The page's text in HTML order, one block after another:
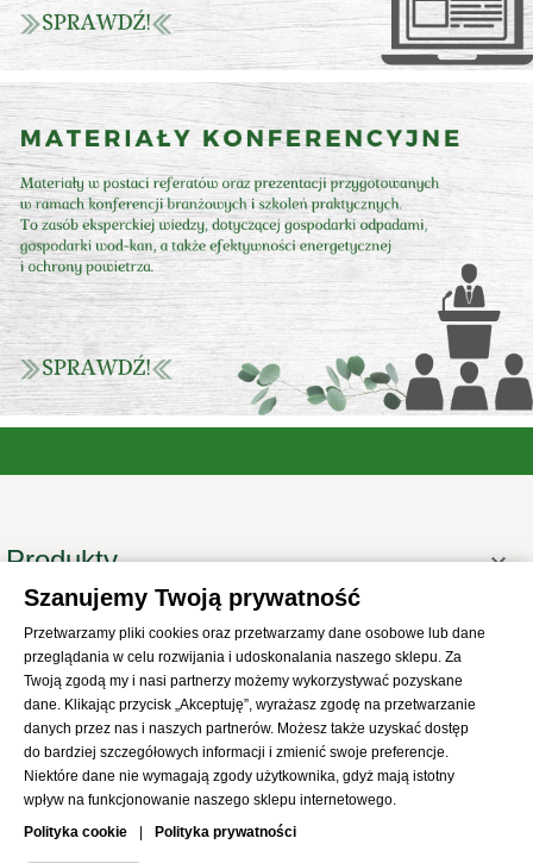
Produkty 
Informacje
Twoje konto 
Informacje o sklepie
Szanujemy Twoją prywatność
Przetwarzamy pliki cookies oraz przetwarzamy dane osobowe lub dane
przeglądania w celu rozwijania i udoskonalania naszego sklepu. Za
Twoją zgodą my i nasi partnerzy możemy wykorzystywać pozyskane
dane. Klikając przycisk „Akceptuję”, wyrażasz zgodę na przetwarzanie
danych przez nas i naszych partnerów. Możesz także uzyskać dostęp
do bardziej szczegółowych informacji i zmienić swoje preferencje.
Niektóre dane nie wymagają zgody użytkownika, gdyż mają istotny
wpływ na funkcjonowanie naszego sklepu internetowego.
Polityka cookie
Polityka prywatności
© 2021SKLEP AbrysAll Rights Reserved